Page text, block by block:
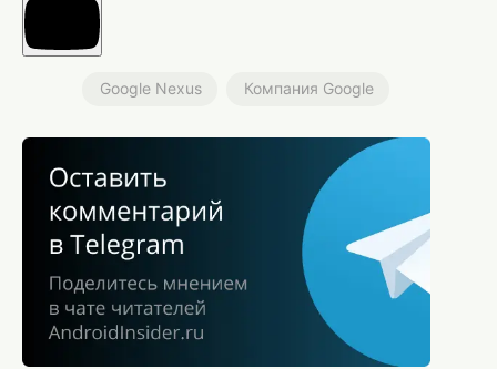
Google Nexus Компания Google